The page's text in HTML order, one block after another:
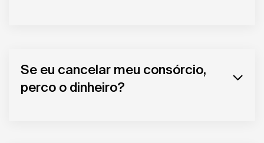
Se eu cancelar meu consórcio,
perco o dinheiro?